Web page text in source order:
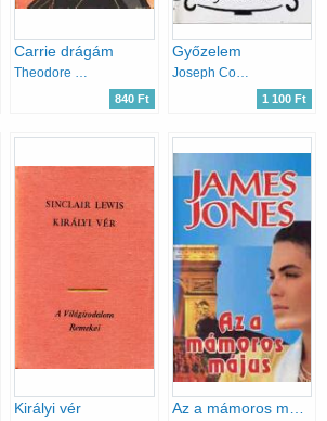
Carrie drágám
Theodore Dreiser
840 Ft
Győzelem
Joseph Conrad
1 100 Ft
Királyi vér Az a mámoros május